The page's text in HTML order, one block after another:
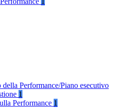
della Performance/Piano esecutivo
1
Performance 1